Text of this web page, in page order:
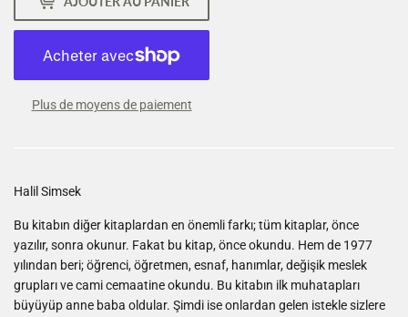
Plus de moyens de paiement
Halil Simsek
Bu kitabın diğer kitaplardan en önemli farkı; tüm kitaplar, önce
yazılır, sonra okunur. Fakat bu kitap, önce okundu. Hem de 1977
yılından beri; öğrenci, öğretmen, esnaf, hanımlar, değişik meslek
grupları ve cami cemaatine okundu. Bu kitabın ilk muhatapları
büyüyüp anne baba oldular. Şimdi ise onlardan gelen istekle sizlere